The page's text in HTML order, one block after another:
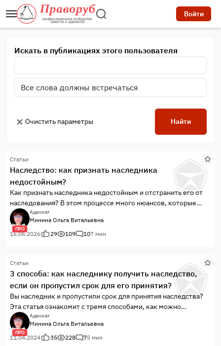
Войти
Искать в публикациях этого пользователя
Очистить параметры Найти
Статьи
Наследство: как признать наследника
недостойным?
Как признать наследника недостойным и отстранить его от
наследования? В этом процессе много нюансов, которые
нужно учитывать. Иначе получите такой же результат, о
котором я рассказываю в статье.
ПРО
Адвокат
Минина Ольга Витальевна
16.06.2026
29 109 107 мин
Статьи
3 способа: как наследнику получить наследство,
если он пропустил срок для его принятия?
Вы наследник и пропустили срок для принятия наследства?
Эта статья ознакомит с тремя способами, как можно
получить наследство в этом случае.
ПРО
Адвокат
Минина Ольга Витальевна
11.04.2024
35 228 75 мин